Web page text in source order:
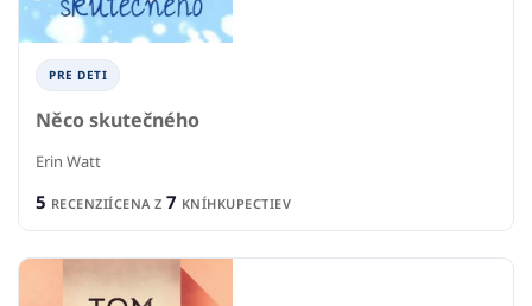
PRE DETI
Něco skutečného
Erin Watt
5 RECENZIÍCENA Z 7 KNÍHKUPECTIEV